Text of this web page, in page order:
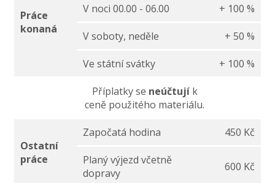
Práce
konaná
V noci 00.00 - 06.00 + 100 %
V soboty, neděle + 50 %
Ve státní svátky + 100 %
Příplatky se neúčtujík
ceně použitého materiálu.
Ostatní
práce
Započatá hodina 450 Kč
Planý výjezd včetně
dopravy
600 Kč